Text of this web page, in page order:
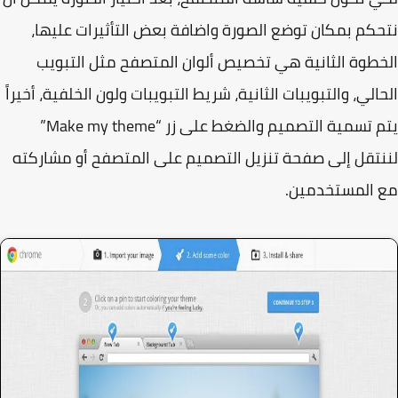
بمكان توضع الصورة واضافة بعض التأثيرات عليها،
الثانية هي تخصيص ألوان المتصفح مثل التبويب
والتبويبات الثانية، شريط التبويبات ولون الخلفية، أخيراً
يتم تسمية التصميم والضغط على زر “Make my theme”
إلى صفحة تنزيل التصميم على المتصفح أو مشاركته
المستخدمين.